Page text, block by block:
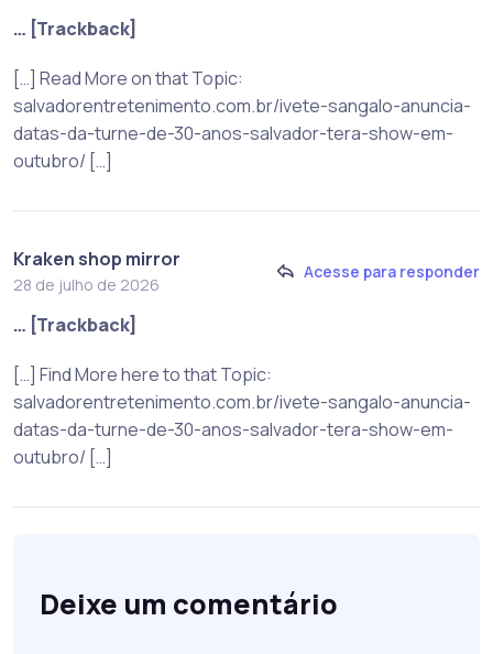
… [Trackback]
[…] Read More on that Topic:
salvadorentretenimento.com.br/ivete-sangalo-anuncia-
datas-da-turne-de-30-anos-salvador-tera-show-em-
outubro/ […]
Kraken shop mirror
28 de julho de 2026
Acesse para responder
… [Trackback]
[…] Find More here to that Topic:
salvadorentretenimento.com.br/ivete-sangalo-anuncia-
datas-da-turne-de-30-anos-salvador-tera-show-em-
outubro/ […]
Deixe um comentário